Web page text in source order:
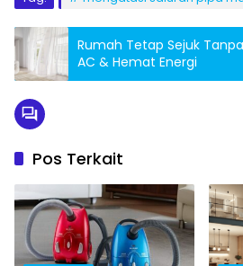
Rumah Tetap Sejuk
AC & Hemat Energi
Pos Terkait